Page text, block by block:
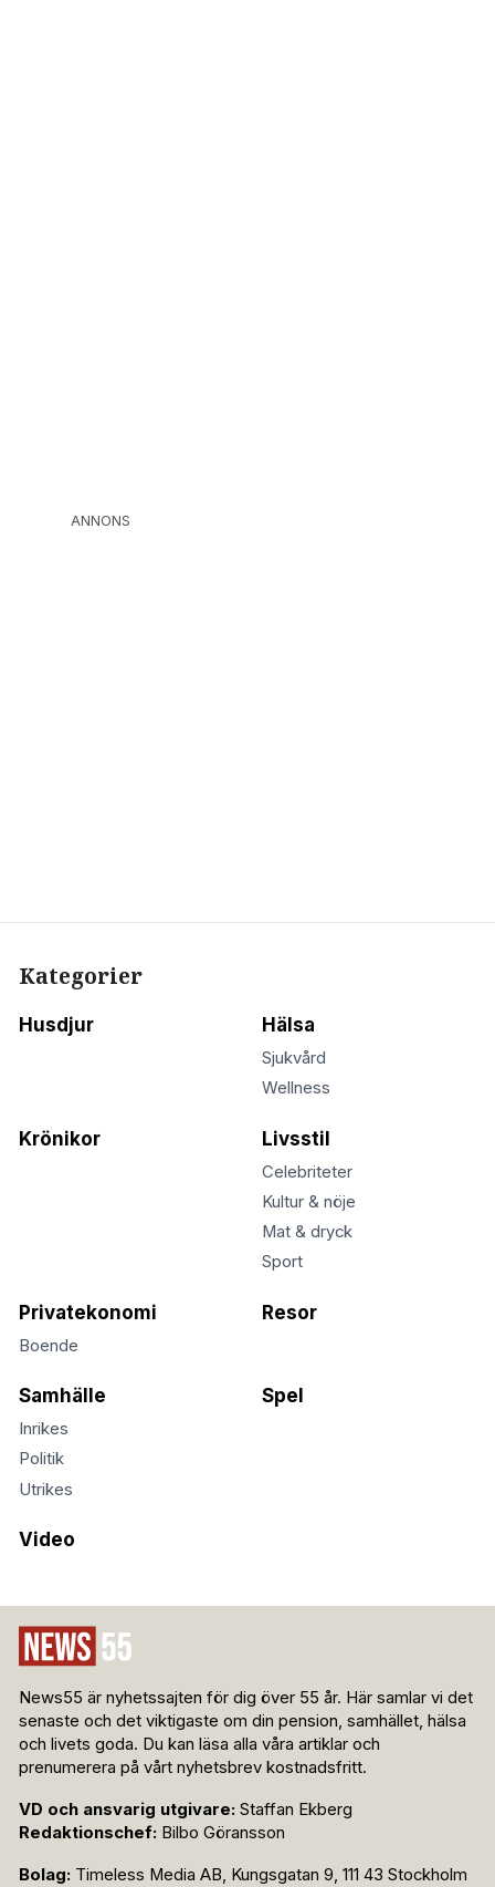
ANNONS
Kategorier
Husdjur Hälsa
Sjukvård
Wellness
Krönikor Livsstil
Celebriteter
Kultur & nöje
Mat & dryck
Sport
Privatekonomi
Boende
Resor
Samhälle
Inrikes
Politik
Utrikes
Spel
Video
News55 är nyhetssajten för dig över 55 år. Här samlar vi det
senaste och det viktigaste om din pension, samhället, hälsa
och livets goda. Du kan läsa alla våra artiklar och
prenumerera på vårt nyhetsbrev kostnadsfritt.
VD och ansvarig utgivare: Staffan Ekberg
Redaktionschef: Bilbo Göransson
Bolag: Timeless Media AB, Kungsgatan 9, 111 43 Stockholm